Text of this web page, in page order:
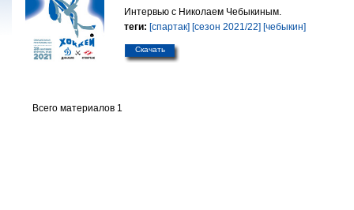
Интервью с Николаем Чебыкиным.
теги: [спартак] [сезон 2021/22] [чебыкин]
Скачать
Всего материалов 1